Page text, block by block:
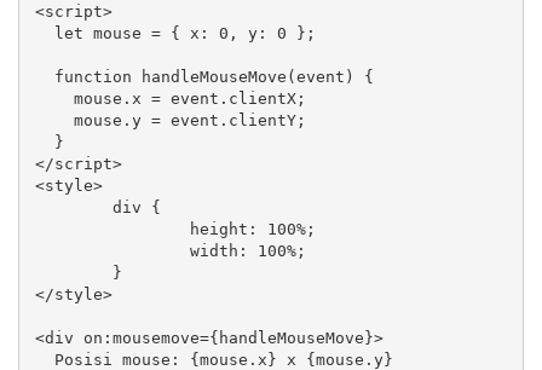
<script>
</script>
<style>
</style>
<div on:mousemove={handleMouseMove}>